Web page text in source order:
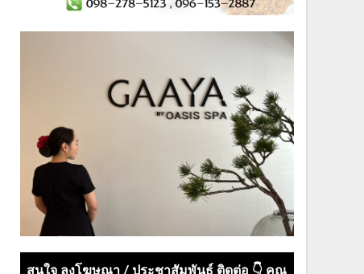
สนใจ ลงโฆษณา / ประชาสัมพันธ์ ติดต่อ 👇 คุณ